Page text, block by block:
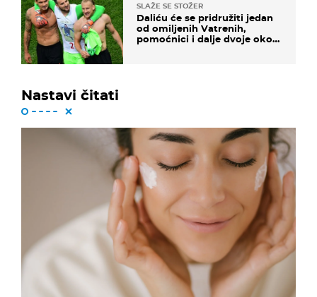
SLAŽE SE STOŽER
Daliću će se pridružiti jedan
od omiljenih Vatrenih,
pomoćnici i dalje dvoje oko
Nastavi čitati